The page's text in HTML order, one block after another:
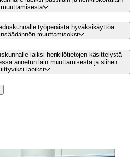
muuttamisesta
työperäistä hyväksikäyttöä
muuttamiseksi
laiksi henkilötietojen käsittelystä
annetun lain muuttamisesta ja siihen
liittyviksi laeiksi